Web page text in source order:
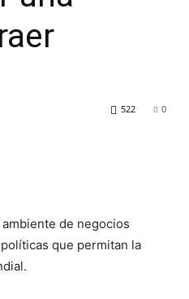
0
522
de negocios
que permitan la